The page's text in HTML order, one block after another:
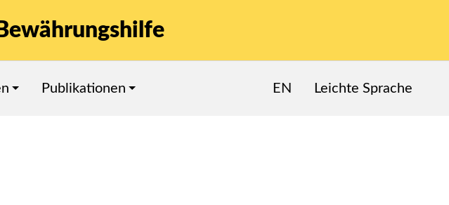
Publikationen EN Leichte Sprache